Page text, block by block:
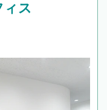
ィス